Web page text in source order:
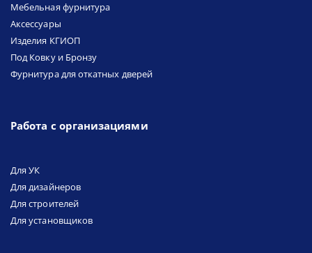
Мебельная фурнитура
Аксессуары
Изделия КГИОП
Под Ковку и Бронзу
Фурнитура для откатных дверей
Работа с организациями
Для УК
Для дизайнеров
Для строителей
Для установщиков